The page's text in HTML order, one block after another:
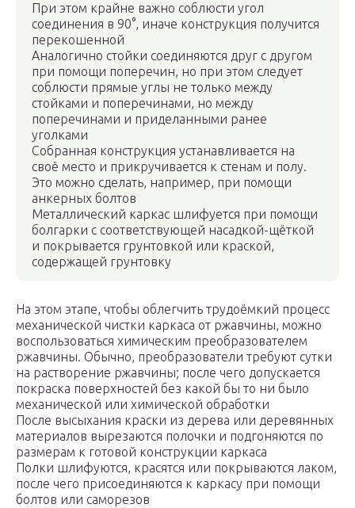
При этом крайне важно соблюсти угол
соединения в 90°, иначе конструкция получится
перекошенной
Аналогично стойки соединяются друг с другом
при помощи поперечин, но при этом следует
соблюсти прямые углы не только между
стойками и поперечинами, но между
поперечинами и приделанными ранее
уголками
Собранная конструкция устанавливается на
своё место и прикручивается к стенам и полу.
Это можно сделать, например, при помощи
анкерных болтов
Металлический каркас шлифуется при помощи
болгарки с соответствующей насадкой-щёткой
и покрывается грунтовкой или краской,
содержащей грунтовку
На этом этапе, чтобы облегчить трудоёмкий процесс
механической чистки каркаса от ржавчины, можно
воспользоваться химическим преобразователем
ржавчины. Обычно, преобразователи требуют сутки
на растворение ржавчины; после чего допускается
покраска поверхностей без какой бы то ни было
механической или химической обработки
После высыхания краски из дерева или деревянных
материалов вырезаются полочки и подгоняются по
размерам к готовой конструкции каркаса
Полки шлифуются, красятся или покрываются лаком,
после чего присоединяются к каркасу при помощи
болтов или саморезов